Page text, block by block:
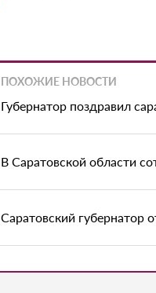
ПОХОЖИЕ НОВОСТИ
Губернатор поздравил
В Саратовской области
Саратовский губернатор